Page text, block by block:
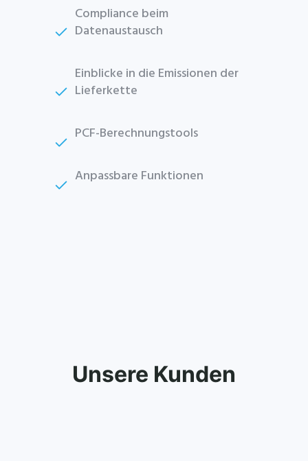
Compliance beim
Datenaustausch
Einblicke in die Emissionen der
Lieferkette
PCF-Berechnungstools
Anpassbare Funktionen
Unsere Kunden